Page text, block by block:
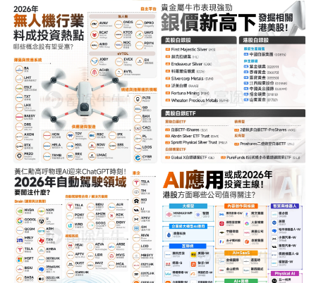
量
化
绘
梦
逆
熵
绘
梦
字
形
绘
梦